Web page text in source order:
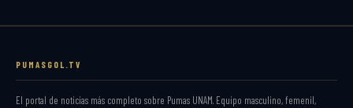
PUMASGOL.TV
El portal de noticias más completo sobre Pumas UNAM. Equipo masculino, femenil,